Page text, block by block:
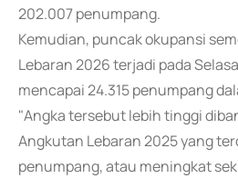
202.007 penumpang.
Kemudian, puncak okupansi
Lebaran 2026 terjadi pada
mencapai 24.315 penumpang
"Angka tersebut lebih tinggi
Angkutan Lebaran 2025 yang
penumpang, atau meningkat